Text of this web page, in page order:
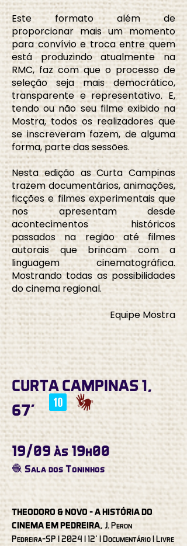
Este formato além de
proporcionar mais um momento
para convívio e troca entre quem
está produzindo atualmente na
RMC, faz com que o processo de
seleção seja mais democrático,
transparente e representativo. E,
tendo ou não seu filme exibido na
Mostra, todos os realizadores que
se inscreveram fazem, de alguma
forma, parte das sessões.
Nesta edição as Curta Campinas
trazem documentários, animações,
ficções e filmes experimentais que
nos apresentam desde
acontecimentos históricos
passados na região até filmes
autorais que brincam com a
linguagem cinematográfica.
Mostrando todas as possibilidades
do cinema regional.
Equipe Mostra
CURTA CAMPINAS 1,
67'
19/09 às 19h00
🧶 Sala dos Toninhos
THEODORO & NOVO - A HISTÓRIA DO
CINEMA EM PEDREIRA, J. Peron
Pedreira-SP I 2024 I 12' I Documentário I Livre